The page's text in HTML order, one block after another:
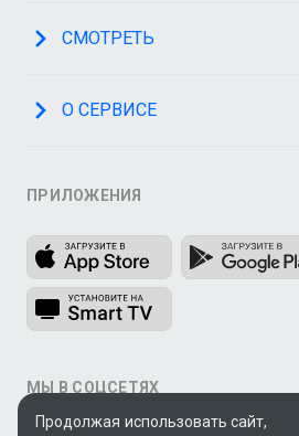
СМОТРЕТЬ
О СЕРВИСЕ
ПРИЛОЖЕНИЯ
МЫ В СОЦСЕТЯХ
Продолжая использовать сайт,